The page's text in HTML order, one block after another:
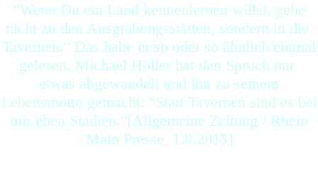
"Wenn Du ein Land kennenlernen willst, gehe
nicht zu den Ausgrabungsstätten, sondern in die
Tavernen." Das habe er so oder so ähnlich einmal
gelesen. Michael Höller hat den Spruch nur
etwas abgewandelt und ihn zu seinem
Lebensmotto gemacht: "Statt Tavernen sind es bei
mir eben Stadien."[Allgemeine Zeitung / Rhein
Main Presse, 1.8.2015]